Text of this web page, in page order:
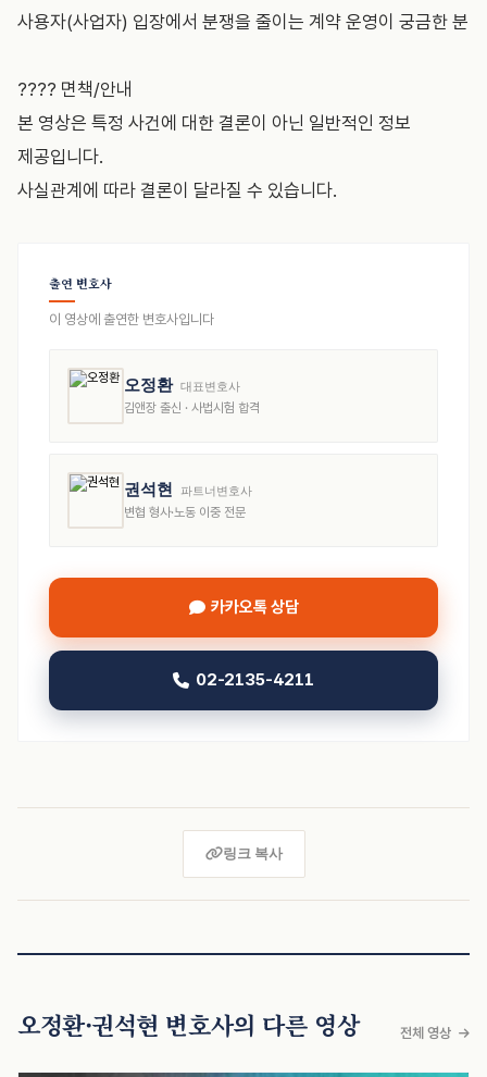
사용자(사업자) 입장에서 분쟁을 줄이는 계약 운영이 궁금한 분
???? 면책/안내
본 영상은 특정 사건에 대한 결론이 아닌 일반적인 정보
제공입니다.
사실관계에 따라 결론이 달라질 수 있습니다.
출연 변호사
이 영상에 출연한 변호사입니다
오정환 대표변호사
김앤장 출신 · 사법시험 합격
권석현
파트너변호사
변협 형사·노동 이중 전문
카카오톡 상담
02-2135-4211
링크 복사
오정환·권석현 변호사의 다른 영상 전체 영상